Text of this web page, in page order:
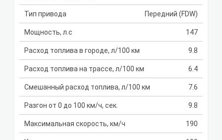
Тип привода Передний (FDW)
Мощность, л.с 147
Расход топлива в городе, л/100 км 9.8
Расход топлива на трассе, л/100 км 6.4
Смешанный расход топлива, л/100 км 7.6
Разгон от 0 до 100 км/ч, сек. 9.8
Максимальная скорость, км/ч 190